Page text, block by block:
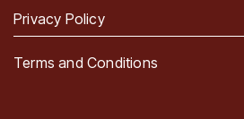
Privacy Policy
Terms and Conditions